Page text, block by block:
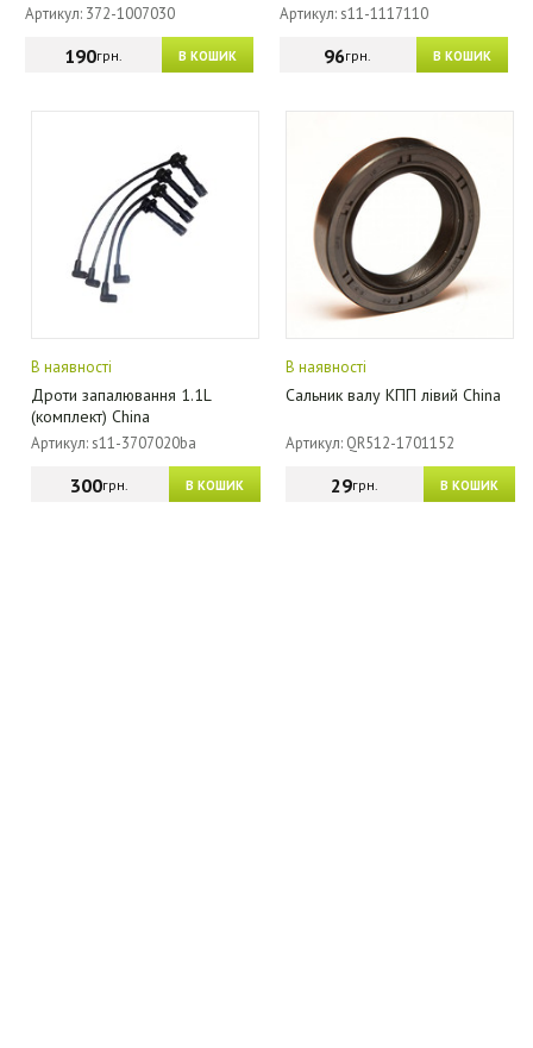
Артикул: 372-1007030
В КОШИК
190грн.
Артикул: s11-1117110
В КОШИК
96грн.
В наявності
Дроти запалювання 1.1L
(комплект) China
Артикул: s11-3707020ba
В КОШИК
300грн.
В наявності
Сальник валу КПП лівий China
Артикул: QR512-1701152
В КОШИК
29грн.